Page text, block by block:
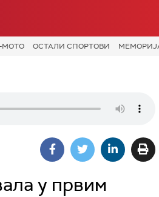
МОТО ОСТАЛИ СПОРТОВИ
у првим